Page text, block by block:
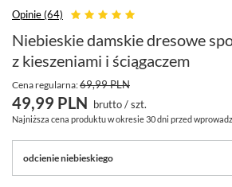
Opinie (64)
Niebieskie damskie dresowe
z kieszeniami i ściągaczem
Cena regularna:69,99 PLN
49,99 PLN brutto/szt.
Najniższa cena produktu w okresie 30 dni przed
odcienie niebieskiego